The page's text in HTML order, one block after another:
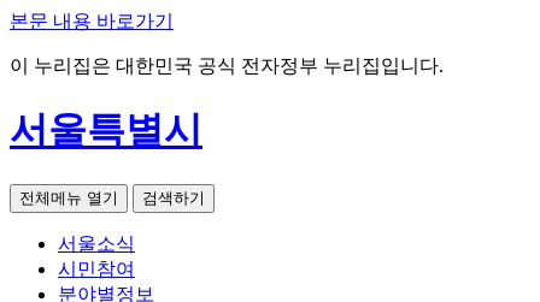
본문 내용 바로가기
이 누리집은 대한민국 공식 전자정부 누리집입니다.
서울특별시
전체메뉴 열기 검색하기
서울소식
시민참여
분야별정보